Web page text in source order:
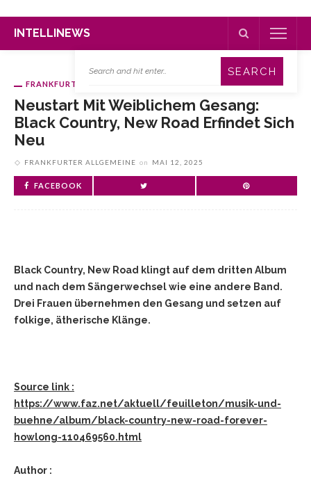
INTELLINEWS
FRANKFURTER ALLGEMEINE
Neustart Mit Weiblichem Gesang:
Black Country, New Road Erfindet Sich
Neu
FRANKFURTER ALLGEMEINE on MAI 12, 2025
FACEBOOK
Black Country, New Road klingt auf dem dritten Album
und nach dem Sängerwechsel wie eine andere Band.
Drei Frauen übernehmen den Gesang und setzen auf
folkige, ätherische Klänge.
Source link :
https://www.faz.net/aktuell/feuilleton/musik-und-
buehne/album/black-country-new-road-forever-
howlong-110469560.html
Author :